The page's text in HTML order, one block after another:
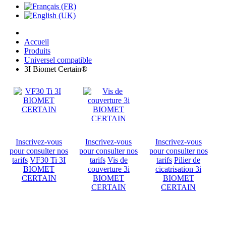
Accueil
Produits
Universel compatible
3I Biomet Certain®
Inscrivez-vous
pour consulter nos
tarifs VF30 Ti 3I
BIOMET
CERTAIN
Inscrivez-vous
pour consulter nos
tarifs Vis de
couverture 3i
BIOMET
CERTAIN
Inscrivez-vous
pour consulter nos
tarifs Pilier de
cicatrisation 3i
BIOMET
CERTAIN